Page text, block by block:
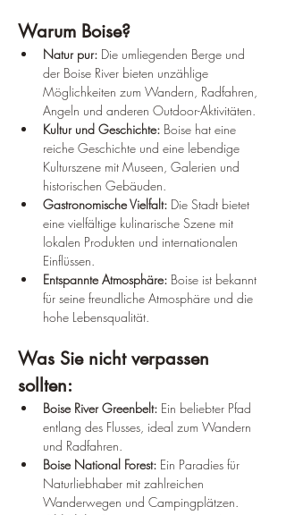
Warum Boise?
Natur pur: Die umliegenden Berge und
der Boise River bieten unzählige
Möglichkeiten zum Wandern, Radfahren,
Angeln und anderen Outdoor-Aktivitäten.
Kultur und Geschichte: Boise hat eine
reiche Geschichte und eine lebendige
Kulturszene mit Museen, Galerien und
historischen Gebäuden.
Gastronomische Vielfalt: Die Stadt bietet
eine vielfältige kulinarische Szene mit
lokalen Produkten und internationalen
Einflüssen.
Entspannte Atmosphäre: Boise ist bekannt
für seine freundliche Atmosphäre und die
hohe Lebensqualität.
Was Sie nicht verpassen
sollten:
Boise River Greenbelt: Ein beliebter Pfad
entlang des Flusses, ideal zum Wandern
und Radfahren.
Boise National Forest: Ein Paradies für
Naturliebhaber mit zahlreichen
Wanderwegen und Campingplätzen.